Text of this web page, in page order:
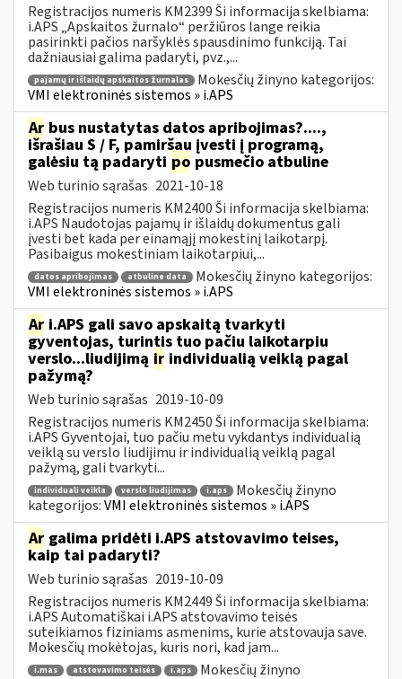
Registracijos numeris KM2399 Ši informacija skelbiama:
i.APS „Apskaitos žurnalo“ peržiūros lange reikia
pasirinkti pačios naršyklės spausdinimo funkciją. Tai
dažniausiai galima padaryti, pvz.,...
pajamų ir išlaidų apskaitos žurnalas
Mokesčių žinyno kategorijos:
VMI elektroninės sistemos » i.APS
Ar bus nustatytas datos apribojimas?....,
išrašiau S / F, pamiršau įvesti į programą,
galėsiu tą padaryti po pusmečio atbuline
Web turinio sąrašas 2021-10-18
Registracijos numeris KM2400 Ši informacija skelbiama:
i.APS Naudotojas pajamų ir išlaidų dokumentus gali
įvesti bet kada per einamąjį mokestinį laikotarpį.
Pasibaigus mokestiniam laikotarpiui,...
datos apribojimas atbuline data
Mokesčių žinyno kategorijos:
VMI elektroninės sistemos » i.APS
Ar i.APS gali savo apskaitą tvarkyti
gyventojas, turintis tuo pačiu laikotarpiu
verslo...liudijimą ir individualią veiklą pagal
pažymą?
Web turinio sąrašas 2019-10-09
Registracijos numeris KM2450 Ši informacija skelbiama:
i.APS Gyventojai, tuo pačiu metu vykdantys individualią
veiklą su verslo liudijimu ir individualią veiklą pagal
pažymą, gali tvarkyti...
individuali veikla verslo liudijimas i.aps
Mokesčių žinyno
kategorijos:VMI elektroninės sistemos » i.APS
Ar galima pridėti i.APS atstovavimo teises,
kaip tai padaryti?
Web turinio sąrašas 2019-10-09
Registracijos numeris KM2449 Ši informacija skelbiama:
i.APS Automatiškai i.APS atstovavimo teisės
suteikiamos fiziniams asmenims, kurie atstovauja save.
Mokesčių mokėtojas, kuris nori, kad jam...
i.mas atstovavimo teisės i.aps
Mokesčių žinyno